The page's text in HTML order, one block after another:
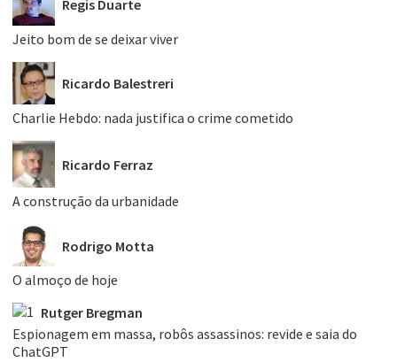
Regis Duarte
Jeito bom de se deixar viver
Ricardo Balestreri
Charlie Hebdo: nada justifica o crime cometido
Ricardo Ferraz
A construção da urbanidade
Rodrigo Motta
O almoço de hoje
Rutger Bregman
Espionagem em massa, robôs assassinos: revide e saia do
ChatGPT